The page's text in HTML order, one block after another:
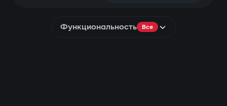
Функциональность Все